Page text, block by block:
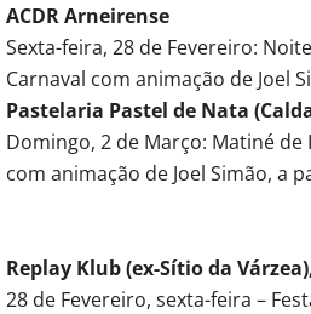
ACDR Arneirense
Sexta-feira, 28 de Fevereiro:
Carnaval com animação de Joel
Pastelaria Pastel de Nata
Domingo, 2 de Março: Matiné de
com animação de Joel Simão, a
Replay Klub (ex-Sítio da
28 de Fevereiro, sexta-feira –